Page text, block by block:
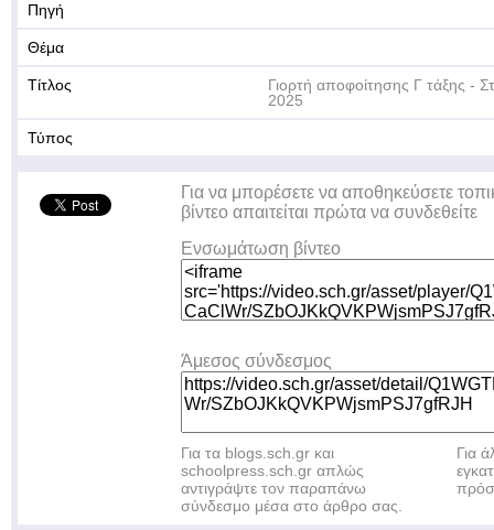
Πηγή
Θέμα
Τίτλος
Γιορτή αποφοίτησης Γ τάξης -
2025
Τύπος
Για να μπορέσετε να αποθηκεύσετε
βίντεο απαιτείται πρώτα να συνδεθείτε
Ενσωμάτωση βίντεο
Άμεσος σύνδεσμος
Για τα blogs.sch.gr και
schoolpress.sch.gr απλώς
αντιγράψτε τον παραπάνω
σύνδεσμο μέσα στο άρθρο σας.
Για